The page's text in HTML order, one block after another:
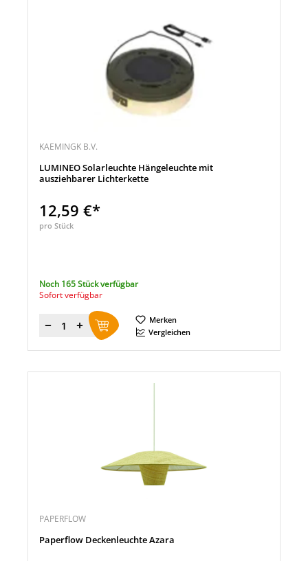
KAEMINGK B.V.
LUMINEO Solarleuchte Hängeleuchte mit
ausziehbarer Lichterkette
12,59 €*
pro Stück
Noch 165 Stück verfügbar
Sofort verfügbar
Menge
Merken
Vergleichen
PAPERFLOW
Paperflow Deckenleuchte Azara